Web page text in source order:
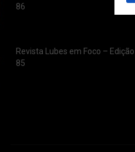
86
Revista Lubes em Foco – Edição
85